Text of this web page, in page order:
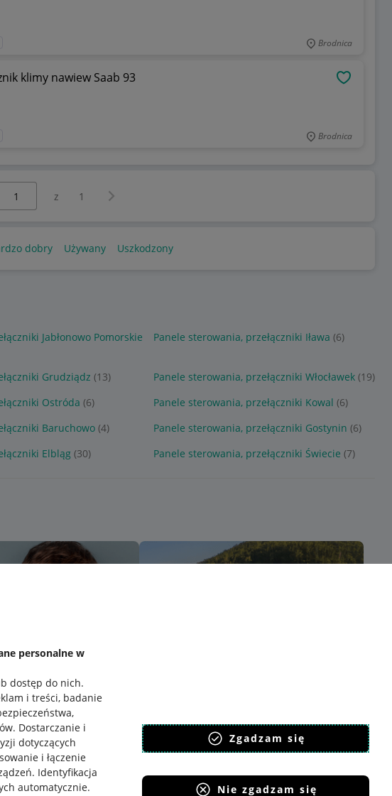
personalne w
dostęp do nich.
i treści, badanie
. Dostarczanie i
dotyczących
i łączenie
. Identyfikacja
automatycznie.
Zgadzam się
Nie zgadzam się
Brodnica
klimy nawiew Saab 93
Brodnica
z 1 Następna strona
dobry Używany Uszkodzony
Jabłonowo Pomorskie
Panele sterowania, przełączniki Iława (6)
Grudziądz (13) Panele sterowania, przełączniki Włocławek (19)
Ostróda (6) Panele sterowania, przełączniki Kowal (6)
Baruchowo (4) Panele sterowania, przełączniki Gostynin (6)
Elbląg (30) Panele sterowania, przełączniki Świecie (7)